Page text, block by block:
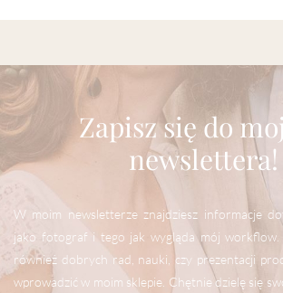
Zapisz się do
newslettera!
W moim newsletterze znajdziesz informacje
jako fotograf i tego jak wygląda mój
również dobrych rad, nauki, czy prezentacji
wprowadzić w moim sklepie. Chętnie dzielę się